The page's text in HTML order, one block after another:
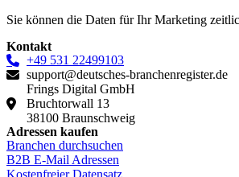
Sie können die Daten für Ihr Marketing
Kontakt
+49 531 22499103
support@deutsches-branchenregister.de
Frings Digital GmbH
Bruchtorwall 13
38100 Braunschweig
Adressen kaufen
Branchen durchsuchen
B2B E-Mail Adressen
Kostenfreier Datensatz